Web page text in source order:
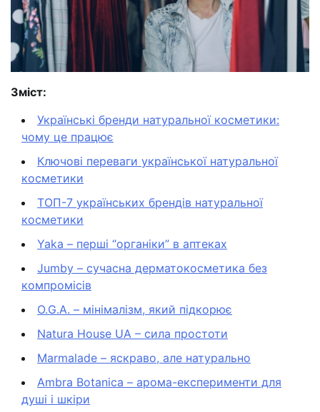
Зміст:
Українські бренди натуральної косметики:
чому це працює
Ключові переваги української натуральної
косметики
ТОП-7 українських брендів натуральної
косметики
Yaka – перші “органіки” в аптеках
Jumby – сучасна дерматокосметика без
компромісів
O.G.A. – мінімалізм, який підкорює
Natura House UA – сила простоти
Marmalade – яскраво, але натурально
Ambra Botanica – арома-експерименти для
душі і шкіри